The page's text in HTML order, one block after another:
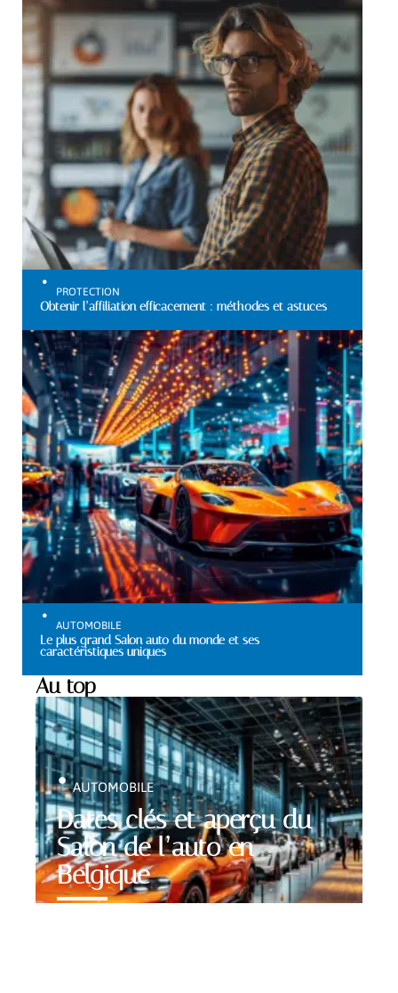
PROTECTION
Obtenir l’affiliation efficacement : méthodes et astuces
AUTOMOBILE
Le plus grand Salon auto du monde et ses
caractéristiques uniques
Au top
Dates clés et aperçu du
Salon de l’auto en
Belgique
AUTOMOBILE